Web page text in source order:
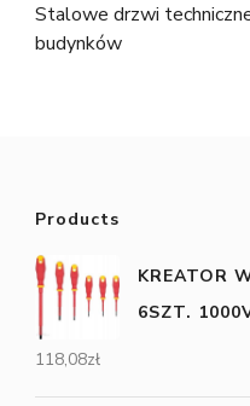
Stalowe drzwi
budynków
Products
KREATOR
6SZT.
118,08zł